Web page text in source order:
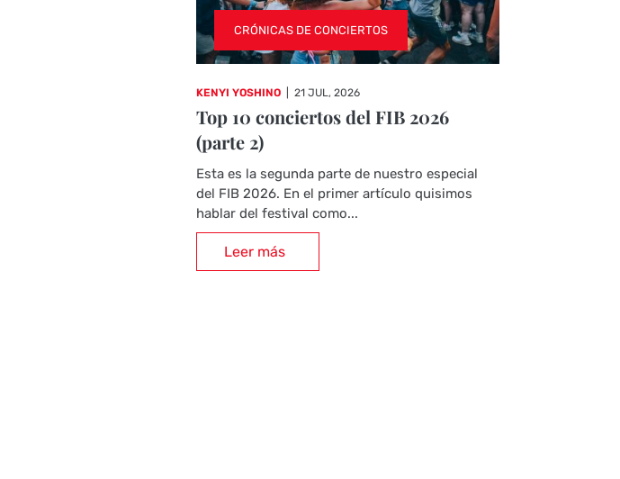
CRÓNICAS DE CONCIERTOS
KENYI YOSHINO 21 JUL, 2026
Top 10 conciertos del FIB 2026
(parte 2)
Esta es la segunda parte de nuestro especial
del FIB 2026. En el primer artículo quisimos
hablar del festival como...
Leer más